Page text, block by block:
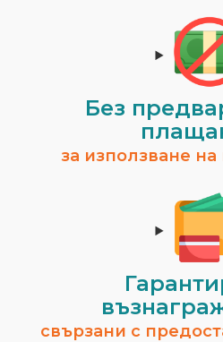
Без
за използване
свързани с